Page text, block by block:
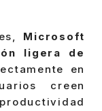
Microsoft
ligera de
en
creen